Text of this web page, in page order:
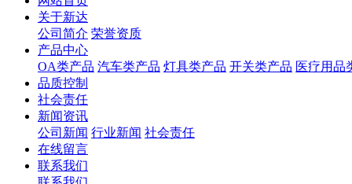
关于新达
公司简介 荣誉资质
产品中心
OA类产品 汽车类产品 灯具类产品 开关类产品 医疗用品
品质控制
社会责任
新闻资讯
公司新闻 行业新闻 社会责任
在线留言
联系我们